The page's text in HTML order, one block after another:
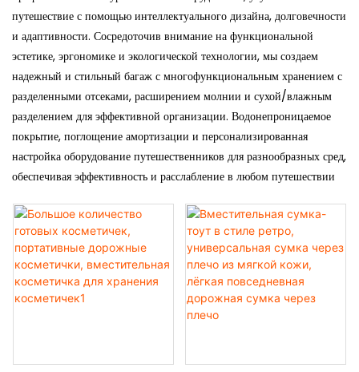
путешествие с помощью интеллектуального дизайна, долговечности
и адаптивности. Сосредоточив внимание на функциональной
эстетике, эргономике и экологической технологии, мы создаем
надежный и стильный багаж с многофункциональным хранением с
разделенными отсеками, расширением молнии и сухой/влажным
разделением для эффективной организации. Водонепроницаемое
покрытие, поглощение амортизации и персонализированная
настройка оборудование путешественников для разнообразных сред,
обеспечивая эффективность и расслабление в любом путешествии